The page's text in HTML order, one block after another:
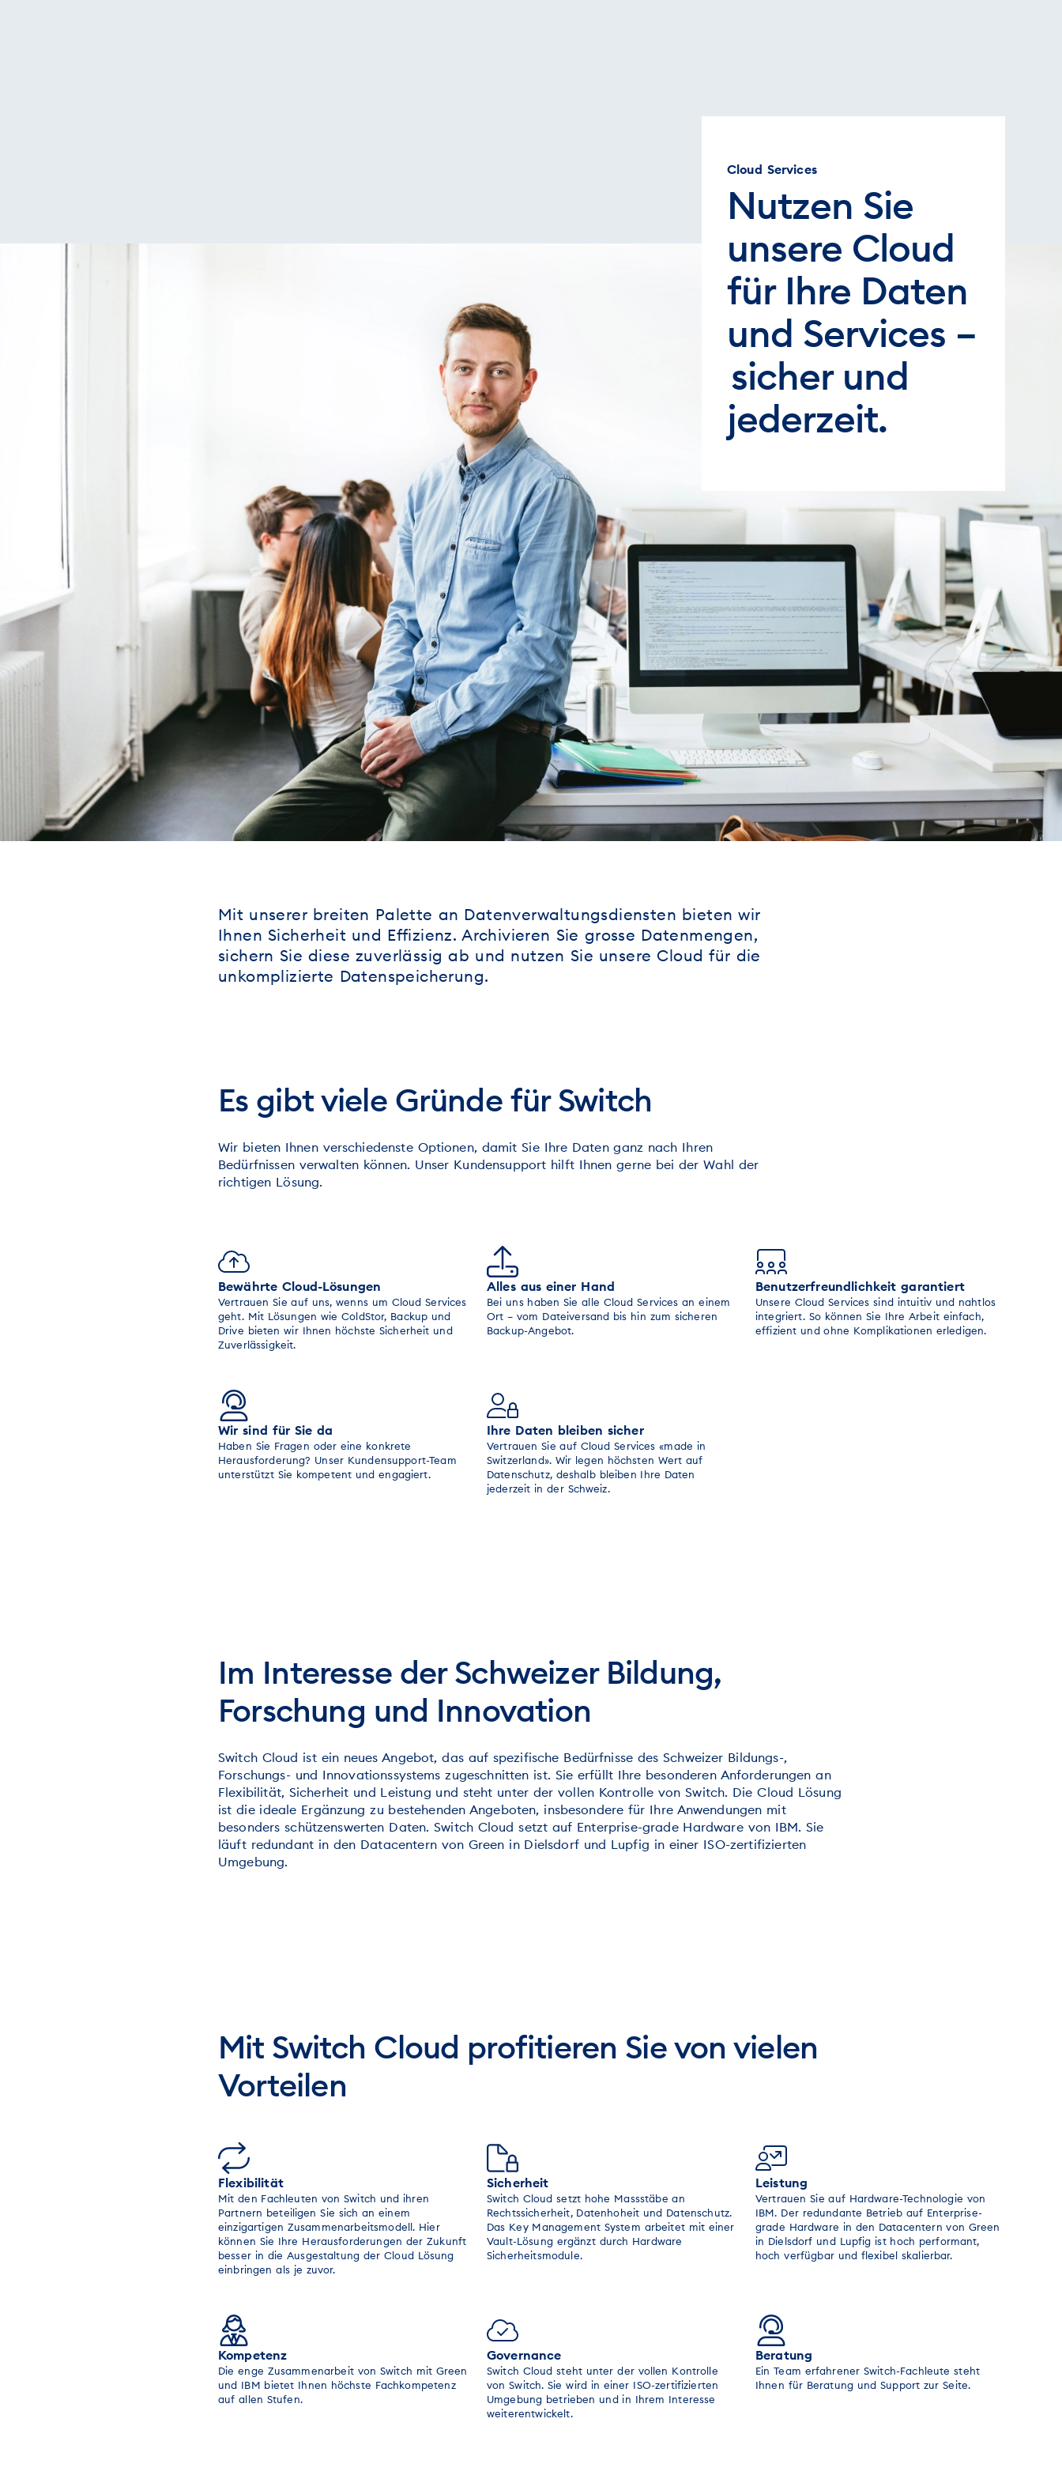
Cloud Services
Nutzen Sie
unsere Cloud
für Ihre Daten
und Services –
sicher und
jederzeit.
Mit unserer breiten Palette an Datenverwaltungsdiensten bieten wir
Ihnen Sicherheit und Effizienz. Archivieren Sie grosse Datenmengen,
sichern Sie diese zuverlässig ab und nutzen Sie unsere Cloud für die
unkomplizierte Datenspeicherung.
Es gibt viele Gründe für Switch
Wir bieten Ihnen verschiedenste Optionen, damit Sie Ihre Daten ganz nach Ihren
Bedürfnissen verwalten können. Unser Kundensupport hilft Ihnen gerne bei der Wahl der
richtigen Lösung.
Bewährte Cloud-Lösungen
Vertrauen Sie auf uns, wenns um Cloud Services
geht. Mit Lösungen wie ColdStor, Backup und
Drive bieten wir Ihnen höchste Sicherheit und
Zuverlässigkeit.
Alles aus einer Hand
Bei uns haben Sie alle Cloud Services an einem
Ort – vom Dateiversand bis hin zum sicheren
Backup-Angebot.
Benutzerfreundlichkeit garantiert
Unsere Cloud Services sind intuitiv und nahtlos
integriert. So können Sie Ihre Arbeit einfach,
effizient und ohne Komplikationen erledigen.
Wir sind für Sie da
Haben Sie Fragen oder eine konkrete
Herausforderung? Unser Kundensupport-Team
unterstützt Sie kompetent und engagiert.
Ihre Daten bleiben sicher
Vertrauen Sie auf Cloud Services «made in
Switzerland». Wir legen höchsten Wert auf
Datenschutz, deshalb bleiben Ihre Daten
jederzeit in der Schweiz.
Im Interesse der Schweizer Bildung,
Forschung und Innovation
Switch Cloud ist ein neues Angebot, das auf spezifische Bedürfnisse des Schweizer Bildungs-,
Forschungs- und Innovationssystems zugeschnitten ist. Sie erfüllt Ihre besonderen Anforderungen an
Flexibilität, Sicherheit und Leistung und steht unter der vollen Kontrolle von Switch. Die Cloud Lösung
ist die ideale Ergänzung zu bestehenden Angeboten, insbesondere für Ihre Anwendungen mit
besonders schützenswerten Daten. Switch Cloud setzt auf Enterprise-grade Hardware von IBM. Sie
läuft redundant in den Datacentern von Green in Dielsdorf und Lupfig in einer ISO-zertifizierten
Umgebung.
Mit Switch Cloud profitieren Sie von vielen
Vorteilen
Flexibilität
Mit den Fachleuten von Switch und ihren
Partnern beteiligen Sie sich an einem
einzigartigen Zusammenarbeitsmodell. Hier
können Sie Ihre Herausforderungen der Zukunft
besser in die Ausgestaltung der Cloud Lösung
einbringen als je zuvor.
Sicherheit
Switch Cloud setzt hohe Massstäbe an
Rechtssicherheit, Datenhoheit und Datenschutz.
Das Key Management System arbeitet mit einer
Vault-Lösung ergänzt durch Hardware
Sicherheitsmodule.
Leistung
Vertrauen Sie auf Hardware-Technologie von
IBM. Der redundante Betrieb auf Enterprise-
grade Hardware in den Datacentern von Green
in Dielsdorf und Lupfig ist hoch performant,
hoch verfügbar und flexibel skalierbar.
Kompetenz
Die enge Zusammenarbeit von Switch mit Green
und IBM bietet Ihnen höchste Fachkompetenz
auf allen Stufen.
Governance
Switch Cloud steht unter der vollen Kontrolle
von Switch. Sie wird in einer ISO-zertifizierten
Umgebung betrieben und in Ihrem Interesse
weiterentwickelt.
Beratung
Ein Team erfahrener Switch-Fachleute steht
Ihnen für Beratung und Support zur Seite.